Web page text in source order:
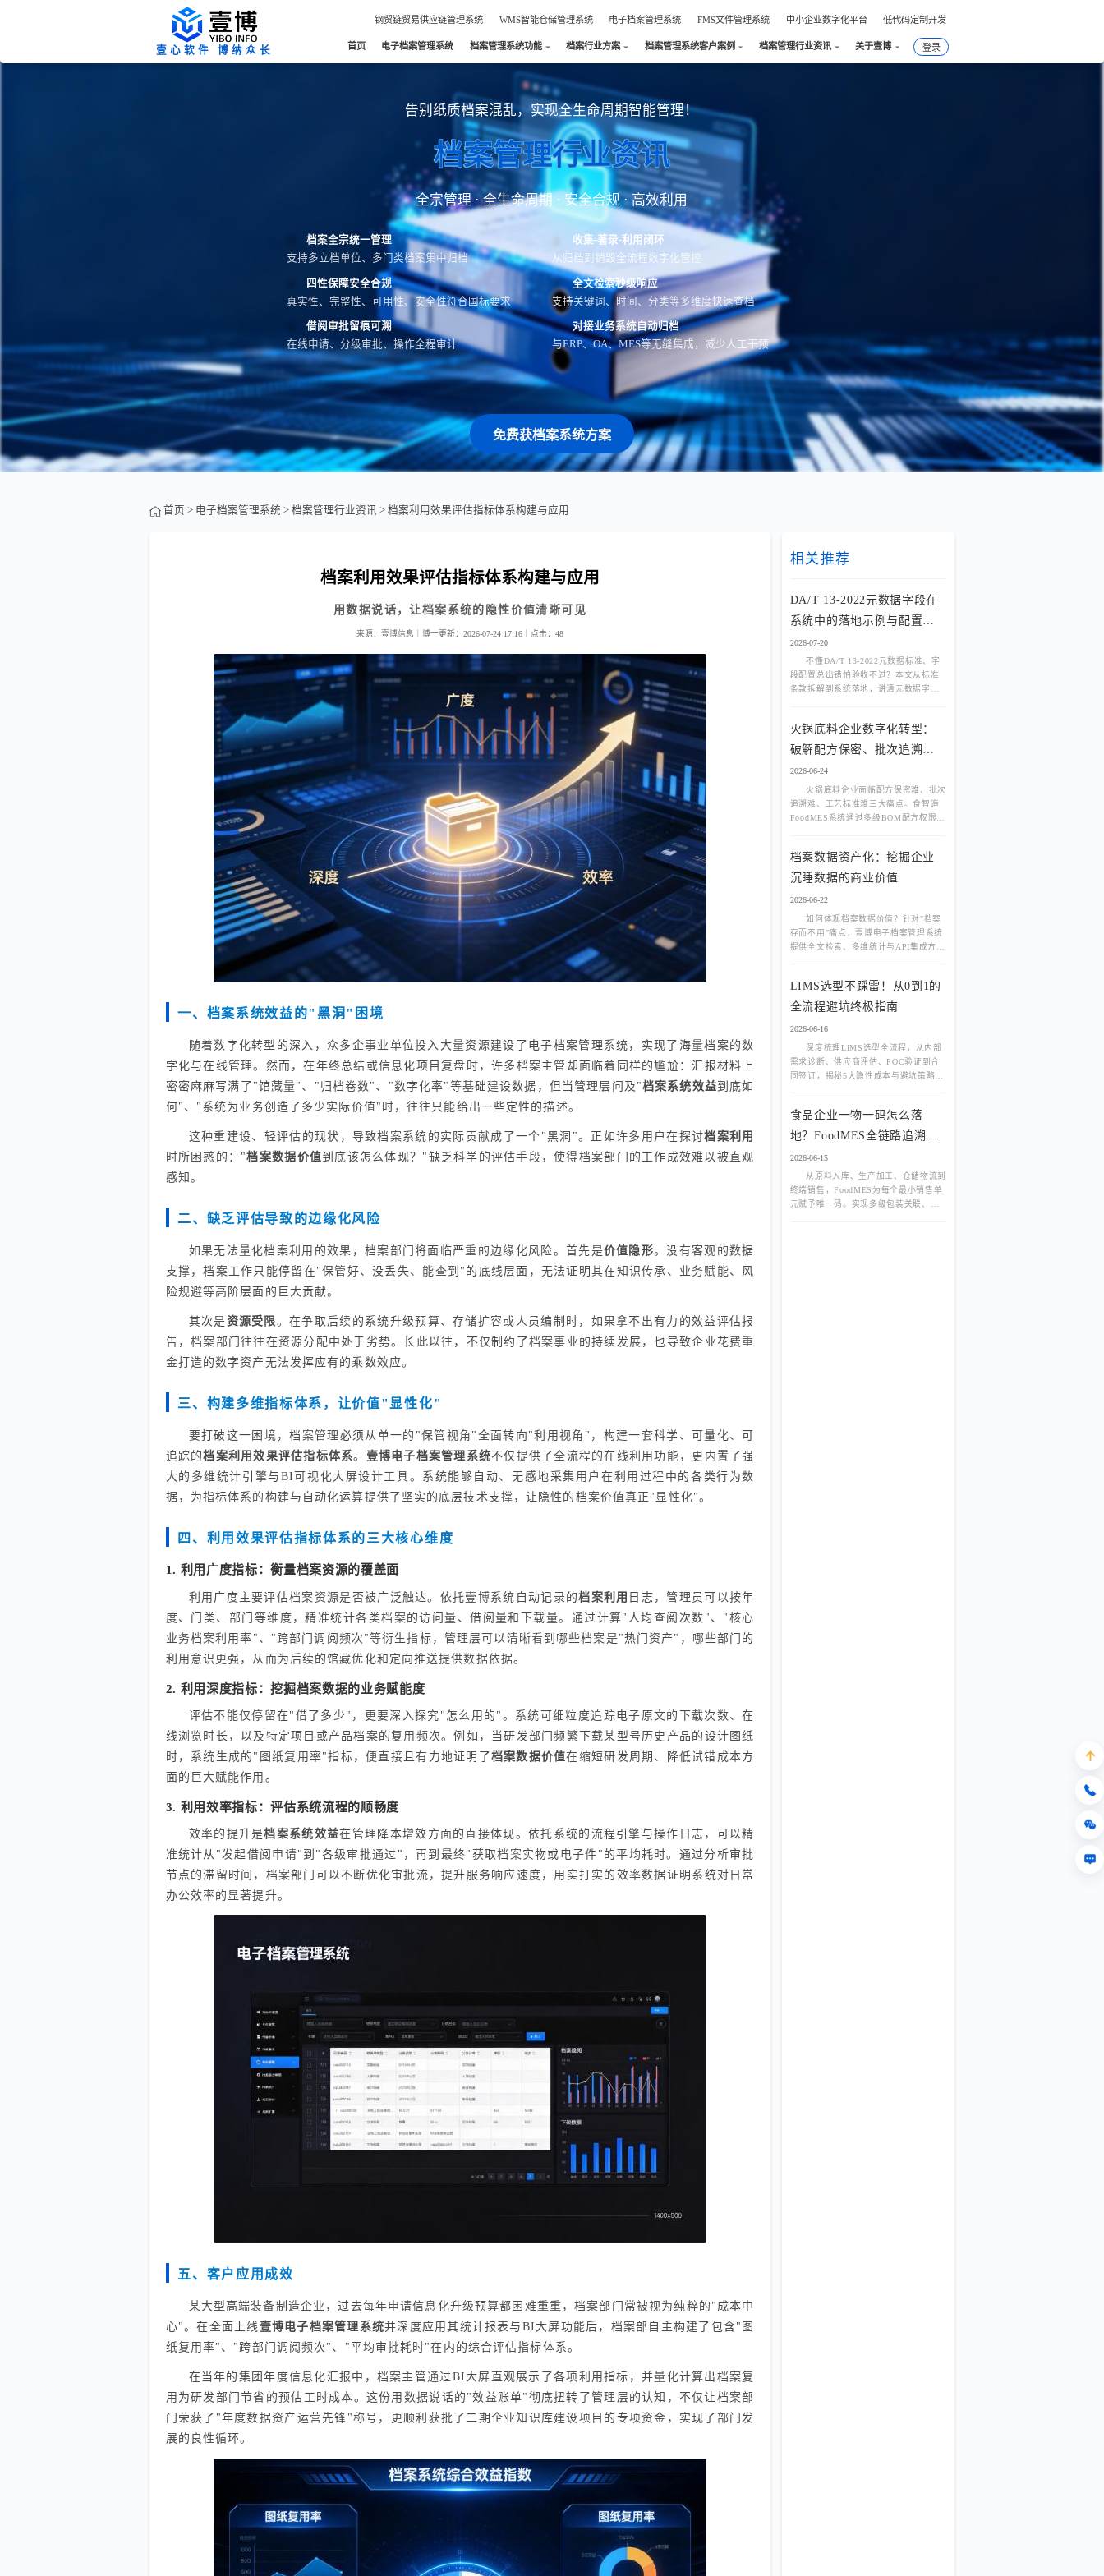
钢贸链贸易供应链管理系统 WMS智能仓储管理系统 电子档案管理系统 FMS文件管理系统 中小企业数字化平台 低代码定制开发
壹心软件 博纳众长 首页 电子档案管理系统 档案管理系统功能 档案行业方案 档案管理系统客户案例 档案管理行业资讯 关于壹博 登录
告别纸质档案混乱，实现全生命周期智能管理！
档案管理行业资讯
全宗管理 · 全生命周期 · 安全合规 · 高效利用
档案全宗统一管理
支持多立档单位、多门类档案集中归档
收集-著录-利用闭环
从归档到销毁全流程数字化管控
四性保障安全合规
真实性、完整性、可用性、安全性符合国标要求
全文检索秒级响应
支持关键词、时间、分类等多维度快速查档
借阅审批留痕可溯
在线申请、分级审批、操作全程审计
对接业务系统自动归档
与ERP、OA、MES等无缝集成，减少人工干预
免费获档案系统方案
首页 > 电子档案管理系统 > 档案管理行业资讯 > 档案利用效果评估指标体系构建与应用
档案利用效果评估指标体系构建与应用
用数据说话，让档案系统的隐性价值清晰可见
来源：壹博信息｜博一更新：2026-07-24 17:16｜ 点击： 48
一、档案系统效益的"黑洞"困境
随着数字化转型的深入，众多企事业单位投入大量资源建设了电子档案管理系统，实现了海量档案的数
字化与在线管理。然而，在年终总结或信息化项目复盘时，许多档案主管却面临着同样的尴尬：汇报材料上
密密麻麻写满了"馆藏量"、"归档卷数"、"数字化率"等基础建设数据，但当管理层问及"档案系统效益到底如
何"、"系统为业务创造了多少实际价值"时，往往只能给出一些定性的描述。
这种重建设、轻评估的现状，导致档案系统的实际贡献成了一个"黑洞"。正如许多用户在探讨档案利用
时所困惑的："档案数据价值到底该怎么体现？"缺乏科学的评估手段，使得档案部门的工作成效难以被直观
感知。
二、缺乏评估导致的边缘化风险
如果无法量化档案利用的效果，档案部门将面临严重的边缘化风险。首先是价值隐形。没有客观的数据
支撑，档案工作只能停留在"保管好、没丢失、能查到"的底线层面，无法证明其在知识传承、业务赋能、风
险规避等高阶层面的巨大贡献。
其次是资源受限。在争取后续的系统升级预算、存储扩容或人员编制时，如果拿不出有力的效益评估报
告，档案部门往往在资源分配中处于劣势。长此以往，不仅制约了档案事业的持续发展，也导致企业花费重
金打造的数字资产无法发挥应有的乘数效应。
三、构建多维指标体系，让价值"显性化"
要打破这一困境，档案管理必须从单一的"保管视角"全面转向"利用视角"，构建一套科学、可量化、可
追踪的档案利用效果评估指标体系。 壹博电子档案管理系统不仅提供了全流程的在线利用功能，更内置了强
大的多维统计引擎与BI可视化大屏设计工具。系统能够自动、无感地采集用户在利用过程中的各类行为数
据，为指标体系的构建与自动化运算提供了坚实的底层技术支撑，让隐性的档案价值真正"显性化"。
四、利用效果评估指标体系的三大核心维度
1. 利用广度指标：衡量档案资源的覆盖面
利用广度主要评估档案资源是否被广泛触达。依托壹博系统自动记录的档案利用 日志，管理员可以按年
度、门类、部门等维度，精准统计各类档案的访问量、借阅量和下载量。通过计算"人均查阅次数"、"核心
业务档案利用率"、"跨部门调阅频次"等衍生指标，管理层可以清晰看到哪些档案是"热门资产"，哪些部门的
利用意识更强，从而为后续的馆藏优化和定向推送提供数据依据。
2. 利用深度指标：挖掘档案数据的业务赋能度
评估不能仅停留在"借了多少"，更要深入探究"怎么用的"。系统可细粒度追踪电子原文的下载次数、在
线浏览时长，以及特定项目或产品档案的复用频次。例如，当研发部门频繁下载某型号历史产品的设计图纸
时，系统生成的"图纸复用率"指标，便直接且有力地证明了 档案数据价值在缩短研发周期、降低试错成本方
面的巨大赋能作用。
3. 利用效率指标：评估系统流程的顺畅度
效率的提升是档案系统效益在管理降本增效方面的直接体现。依托系统的流程引擎与操作日志，可以精
准统计从"发起借阅申请"到"各级审批通过"，再到最终"获取档案实物或电子件"的平均耗时。通过分析审批
节点的滞留时间，档案部门可以不断优化审批流，提升服务响应速度，用实打实的效率数据证明系统对日常
办公效率的显著提升。
五、客户应用成效
某大型高端装备制造企业，过去每年申请信息化升级预算都困难重重，档案部门常被视为纯粹的"成本中
心"。在全面上线 壹博电子档案管理系统并深度应用其统计报表与BI大屏功能后，档案部自主构建了包含"图
纸复用率"、"跨部门调阅频次"、"平均审批耗时"在内的综合评估指标体系。
在当年的集团年度信息化汇报中，档案主管通过BI大屏直观展示了各项利用指标，并量化计算出档案复
用为研发部门节省的预估工时成本。这份用数据说话的"效益账单"彻底扭转了管理层的认知，不仅让档案部
门荣获了"年度数据资产运营先锋"称号，更顺利获批了二期企业知识库建设项目的专项资金，实现了部门发
展的良性循环。
相关推荐
DA/T 13-2022元数据字段在
系统中的落地示例与配置指
南
2026-07-20
不懂DA/T 13-2022元数据标准、字
段配置总出错怕验收不过？本文从标准
条款拆解到系统落地，讲清元数据字段
火锅底料企业数字化转型：
破解配方保密、批次追溯、
工艺标准三大难题
2026-06-24
火锅底料企业面临配方保密难、批次
追溯难、工艺标准难三大痛点。食智造
FoodMES系统通过多级BOM配方权限管
火锅底料厂实现降本增效与合规管理的
双重目标。
档案数据资产化：挖掘企业
沉睡数据的商业价值
2026-06-22
如何体现档案数据价值？针对"档案
存而不用"痛点，壹博电子档案管理系统
提供全文检索、多维统计与API集成方
LIMS选型不踩雷！从0到1的
全流程避坑终极指南
2026-06-16
深度梳理LIMS选型全流程，从内部
需求诊断、供应商评估、POC验证到合
同签订，揭秘5大隐性成本与避坑策略，
食品企业一物一码怎么落
地？FoodMES全链路追溯方
案
2026-06-15
从原料入库、生产加工、仓储物流到
终端销售，FoodMES为每个最小销售单
元赋予唯一码。实现多级包装关联、防